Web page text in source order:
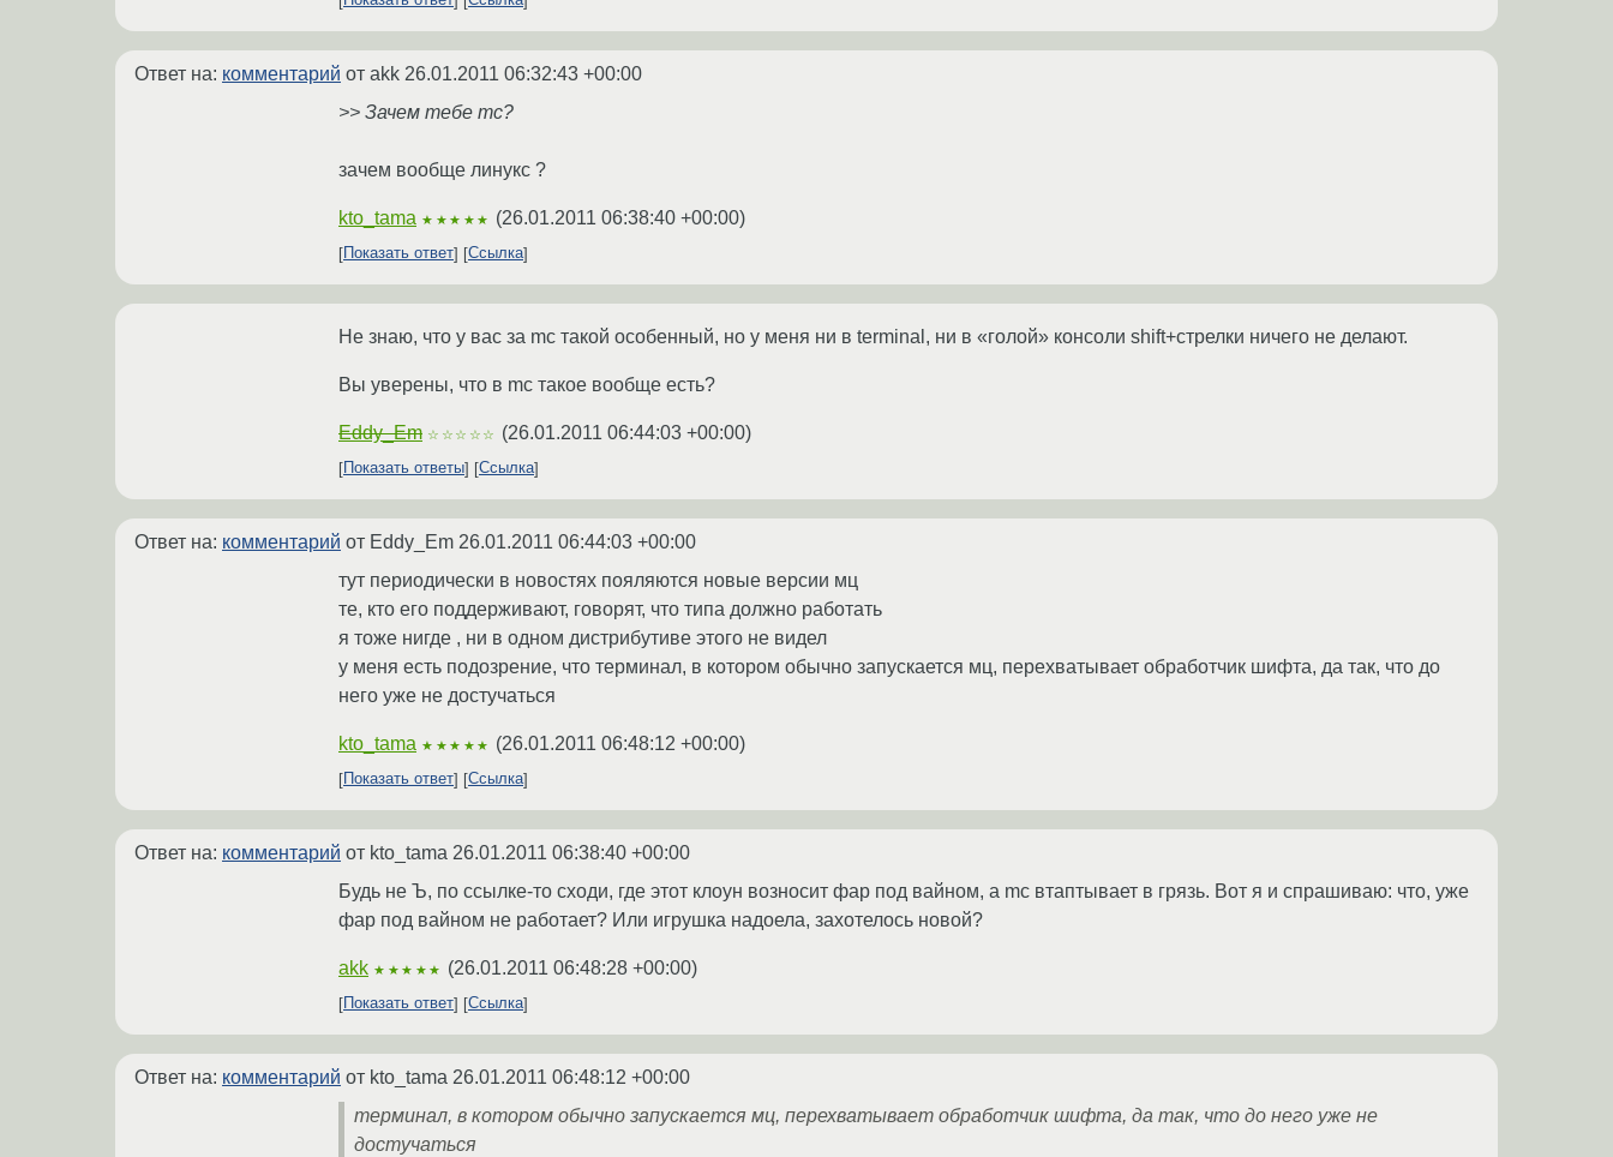
Ответ на: комментарий от akk 26.01.2011 06:32:43 +00:00
>> Зачем тебе mc?
зачем вообще линукс ?
kto_tama ★★★★★ (26.01.2011 06:38:40 +00:00)
Показать ответ Ссылка
Не знаю, что у вас за mc такой особенный, но у меня ни в terminal, ни в «голой» консоли shift+стрелки ничего не делают.
Вы уверены, что в mc такое вообще есть?
Eddy_Em ☆☆☆☆☆ (26.01.2011 06:44:03 +00:00)
Показать ответы Ссылка
Ответ на: комментарий от Eddy_Em 26.01.2011 06:44:03 +00:00
тут периодически в новостях пояляются новые версии мц
те, кто его поддерживают, говорят, что типа должно работать
я тоже нигде , ни в одном дистрибутиве этого не видел
у меня есть подозрение, что терминал, в котором обычно запускается мц, перехватывает обработчик шифта, да так, что до
него уже не достучаться
kto_tama ★★★★★ (26.01.2011 06:48:12 +00:00)
Показать ответ Ссылка
Ответ на: комментарий от kto_tama 26.01.2011 06:38:40 +00:00
Будь не Ъ, по ссылке-то сходи, где этот клоун возносит фар под вайном, а mc втаптывает в грязь. Вот я и спрашиваю: что, уже
фар под вайном не работает? Или игрушка надоела, захотелось новой?
akk ★★★★★ (26.01.2011 06:48:28 +00:00)
Показать ответ Ссылка
Ответ на: комментарий от kto_tama 26.01.2011 06:48:12 +00:00
терминал, в котором обычно запускается мц, перехватывает обработчик шифта, да так, что до него уже не
достучаться